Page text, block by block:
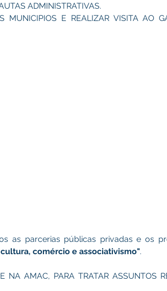
ADMINISTRATIVAS.
E REALIZAR VISITA AO
as parcerias públicas privadas e os
comércio e associativismo".
NA AMAC, PARA TRATAR ASSUNTOS